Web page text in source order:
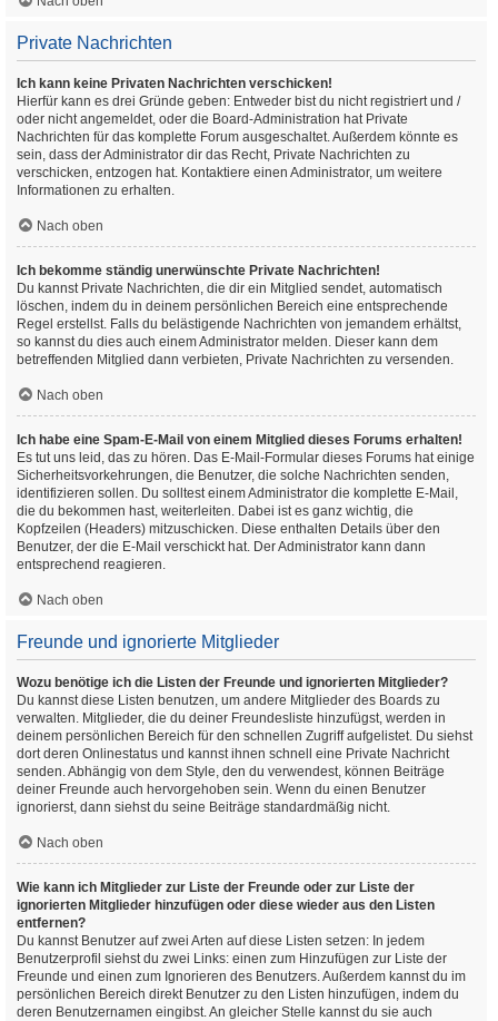
Private Nachrichten
Ich kann keine Privaten Nachrichten verschicken!
Hierfür kann es drei Gründe geben: Entweder bist du nicht registriert und /
oder nicht angemeldet, oder die Board-Administration hat Private
Nachrichten für das komplette Forum ausgeschaltet. Außerdem könnte es
sein, dass der Administrator dir das Recht, Private Nachrichten zu
verschicken, entzogen hat. Kontaktiere einen Administrator, um weitere
Informationen zu erhalten.
Nach oben
Ich bekomme ständig unerwünschte Private Nachrichten!
Du kannst Private Nachrichten, die dir ein Mitglied sendet, automatisch
löschen, indem du in deinem persönlichen Bereich eine entsprechende
Regel erstellst. Falls du belästigende Nachrichten von jemandem erhältst,
so kannst du dies auch einem Administrator melden. Dieser kann dem
betreffenden Mitglied dann verbieten, Private Nachrichten zu versenden.
Nach oben
Ich habe eine Spam-E-Mail von einem Mitglied dieses Forums erhalten!
Es tut uns leid, das zu hören. Das E-Mail-Formular dieses Forums hat einige
Sicherheitsvorkehrungen, die Benutzer, die solche Nachrichten senden,
identifizieren sollen. Du solltest einem Administrator die komplette E-Mail,
die du bekommen hast, weiterleiten. Dabei ist es ganz wichtig, die
Kopfzeilen (Headers) mitzuschicken. Diese enthalten Details über den
Benutzer, der die E-Mail verschickt hat. Der Administrator kann dann
entsprechend reagieren.
Nach oben
Freunde und ignorierte Mitglieder
Wozu benötige ich die Listen der Freunde und ignorierten Mitglieder?
Du kannst diese Listen benutzen, um andere Mitglieder des Boards zu
verwalten. Mitglieder, die du deiner Freundesliste hinzufügst, werden in
deinem persönlichen Bereich für den schnellen Zugriff aufgelistet. Du siehst
dort deren Onlinestatus und kannst ihnen schnell eine Private Nachricht
senden. Abhängig von dem Style, den du verwendest, können Beiträge
deiner Freunde auch hervorgehoben sein. Wenn du einen Benutzer
ignorierst, dann siehst du seine Beiträge standardmäßig nicht.
Nach oben
Wie kann ich Mitglieder zur Liste der Freunde oder zur Liste der
ignorierten Mitglieder hinzufügen oder diese wieder aus den Listen
entfernen?
Du kannst Benutzer auf zwei Arten auf diese Listen setzen: In jedem
Benutzerprofil siehst du zwei Links: einen zum Hinzufügen zur Liste der
Freunde und einen zum Ignorieren des Benutzers. Außerdem kannst du im
persönlichen Bereich direkt Benutzer zu den Listen hinzufügen, indem du
deren Benutzernamen eingibst. An gleicher Stelle kannst du sie auch